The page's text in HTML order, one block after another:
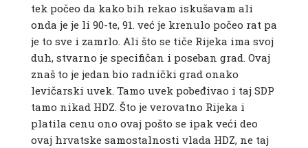
tek počeo da kako bih rekao iskušavam ali
onda je je li 90-te, 91. već je krenulo počeo rat pa
je to sve i zamrlo. Ali što se tiče Rijeka ima svoj
duh, stvarno je specifičan i poseban grad. Ovaj
znaš to je jedan bio radnički grad onako
levičarski uvek. Tamo uvek pobeđivao i taj SDP
tamo nikad HDZ. Što je verovatno Rijeka i
platila cenu ono ovaj pošto se ipak veći deo
ovaj hrvatske samostalnosti vlada HDZ, ne taj